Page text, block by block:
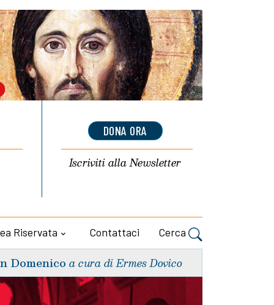
DONA ORA
Iscriviti allaNewsletter
Riservata Contattaci Cerca
Domenico a cura di Ermes Dovico